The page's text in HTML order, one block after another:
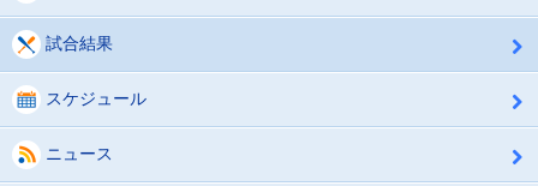
試合結果
スケジュール
ニュース